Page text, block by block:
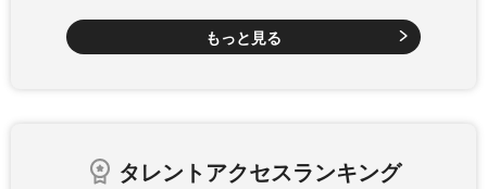
もっと見る
タレントアクセスランキング